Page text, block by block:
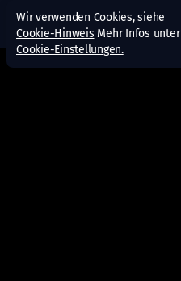
Wir verwenden Cookies, siehe
Cookie-Hinweis Mehr Infos unter
Cookie-Einstellungen.